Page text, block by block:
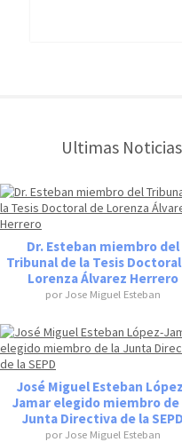
Ultimas Noticias
Dr. Esteban miembro del
Tribunal de la Tesis
Lorenza Álvarez Herrero
por Jose Miguel Esteban
José Miguel Esteban
Jamar elegido miembro de
Junta Directiva de la SEPD
por Jose Miguel Esteban